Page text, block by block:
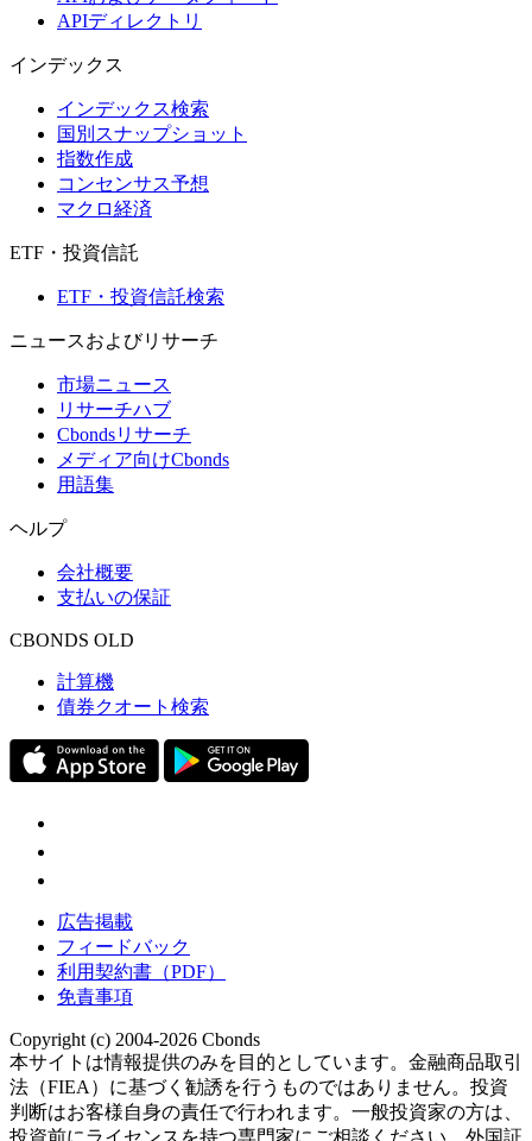
APIディレクトリ
インデックス
インデックス検索
国別スナップショット
指数作成
コンセンサス予想
マクロ経済
ETF・投資信託
ETF・投資信託検索
ニュースおよびリサーチ
市場ニュース
リサーチハブ
Cbondsリサーチ
メディア向けCbonds
用語集
ヘルプ
会社概要
支払いの保証
CBONDS OLD
計算機
債券クオート検索
広告掲載
フィードバック
利用契約書（PDF）
免責事項
Copyright (c) 2004-2026 Cbonds
本サイトは情報提供のみを目的としています。金融商品取引
法（FIEA）に基づく勧誘を行うものではありません。投資
判断はお客様自身の責任で行われます。一般投資家の方は、
投資前にライセンスを持つ専門家にご相談ください。外国証